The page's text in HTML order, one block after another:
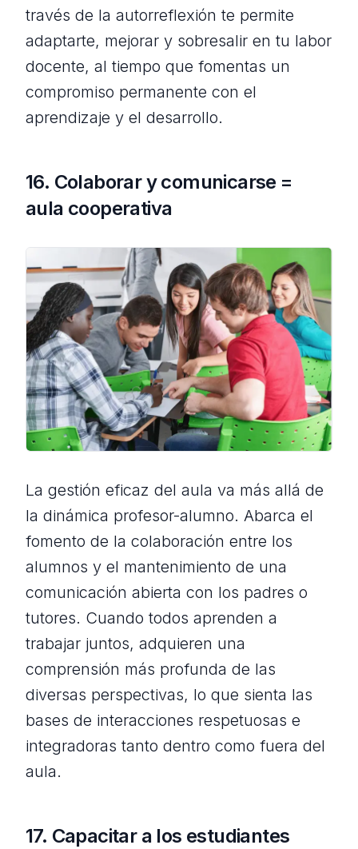
través de la autorreflexión te permite
adaptarte, mejorar y sobresalir en tu labor
docente, al tiempo que fomentas un
compromiso permanente con el
aprendizaje y el desarrollo.
16. Colaborar y comunicarse =
aula cooperativa
La gestión eficaz del aula va más allá de
la dinámica profesor-alumno. Abarca el
fomento de la colaboración entre los
alumnos y el mantenimiento de una
comunicación abierta con los padres o
tutores. Cuando todos aprenden a
trabajar juntos, adquieren una
comprensión más profunda de las
diversas perspectivas, lo que sienta las
bases de interacciones respetuosas e
integradoras tanto dentro como fuera del
aula.
17. Capacitar a los estudiantes